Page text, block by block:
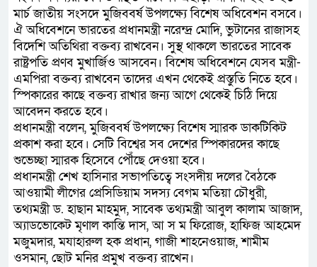
মার্চ জাতীয় সংসদে মুজিববর্ষ উপলক্ষ্যে বিশেষ অধিবেশন বসবে।
ঐ অধিবেশনে ভারতের প্রধানমন্ত্রী নরেন্দ্র মোদি, ভুটানের রাজাসহ
বিদেশি অতিথিরা বক্তব্য রাখবেন। সুস্থ থাকলে ভারতের সাবেক
রাষ্ট্রপতি প্রণব মুখার্জিও আসবেন। বিশেষ অধিবেশনে যেসব মন্ত্রী-
এমপিরা বক্তব্য রাখবেন তাদের এখন থেকেই প্রস্তুতি নিতে হবে।
স্পিকারের কাছে বক্তব্য রাখার জন্য আগে থেকেই চিঠি দিয়ে
আবেদন করতে হবে।
প্রধানমন্ত্রী বলেন, মুজিববর্ষ উপলক্ষ্যে বিশেষ স্মারক ডাকটিকিট
প্রকাশ করা হবে। সেটি বিশ্বের সব দেশের স্পিকারদের কাছে
শুভেচ্ছা স্মারক হিসেবে পৌঁছে দেওয়া হবে।
প্রধানমন্ত্রী শেখ হাসিনার সভাপতিত্বে সংসদীয় দলের বৈঠকে
আওয়ামী লীগের প্রেসিডিয়াম সদস্য বেগম মতিয়া চৌধুরী,
তথ্যমন্ত্রী ড. হাছান মাহমুদ, সাবেক তথ্যমন্ত্রী আবুল কালাম আজাদ,
অ্যাডভোকেট মৃণাল কান্তি দাস, আ স ম ফিরোজ, হাফিজ আহমেদ
মজুমদার, মযাহারুল হক প্রধান, গাজী শাহনেওয়াজ, শামীম
ওসমান, ছোট মনির প্রমুখ বক্তব্য রাখেন।